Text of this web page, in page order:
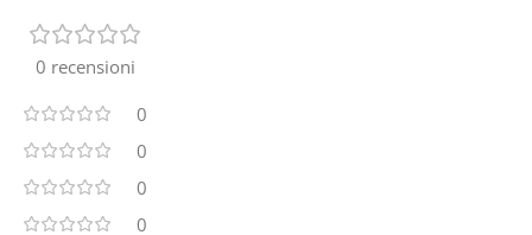
0 recensioni
0
0
0
0